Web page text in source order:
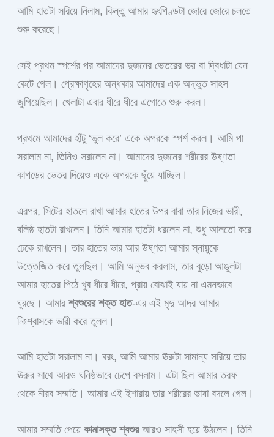
আমি হাতটা সরিয়ে নিলাম, কিন্তু আমার হৃৎপিণ্ডটা জোরে জোরে চলতে
শুরু করেছে।
সেই প্রথম স্পর্শের পর আমাদের দুজনের ভেতরের ভয় বা দ্বিধাটা যেন
কেটে গেল। প্রেক্ষাগৃহের অন্ধকার আমাদের এক অদ্ভুত সাহস
জুগিয়েছিল। খেলাটা এবার ধীরে ধীরে এগোতে শুরু করল।
প্রথমে আমাদের হাঁটু ‘ভুল করে’ একে অপরকে স্পর্শ করল। আমি পা
সরালাম না, তিনিও সরালেন না। আমাদের দুজনের শরীরের উষ্ণতা
কাপড়ের ভেতর দিয়েও একে অপরকে ছুঁয়ে যাচ্ছিল।
এরপর, সিটের হাতলে রাখা আমার হাতের উপর বাবা তার নিজের ভারী,
বলিষ্ঠ হাতটা রাখলেন। তিনি আমার হাতটা ধরলেন না, শুধু আলতো করে
ঢেকে রাখলেন। তার হাতের ভার আর উষ্ণতা আমার স্নায়ুকে
উত্তেজিত করে তুলছিল। আমি অনুভব করলাম, তার বুড়ো আঙুলটা
আমার হাতের পিঠে খুব ধীরে ধীরে, প্রায় বোঝাই যায় না এমনভাবে
ঘুরছে। আমারশ্বশুরের শক্ত হাত-এর এই মৃদু আদর আমার
নিঃশ্বাসকে ভারী করে তুলল।
আমি হাতটা সরালাম না। বরং, আমি আমার ঊরুটা সামান্য সরিয়ে তার
ঊরুর সাথে আরও ঘনিষ্ঠভাবে চেপে বসলাম। এটা ছিল আমার তরফ
থেকে নীরব সম্মতি। আমার এই ইশারায় তার শরীরের ভাষা বদলে গেল।
আমার সম্মতি পেয়ে কামাসক্ত শ্বশুরআরও সাহসী হয়ে উঠলেন। তিনি